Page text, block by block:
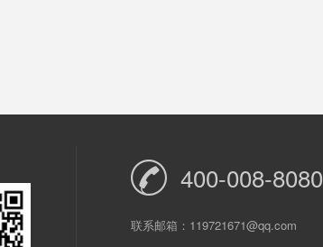
400-008-8080
联系邮箱：119721671@qq.com